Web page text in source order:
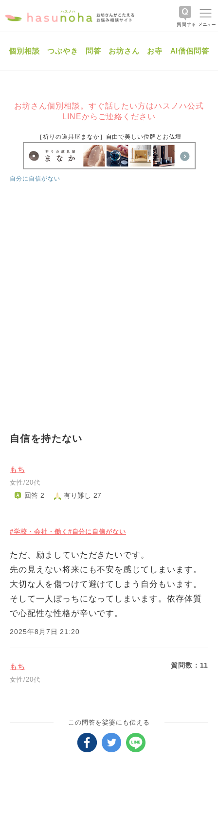
個別相談 つぶやき 問答 お坊さん お寺 AI僧侶問答
お坊さん個別相談。すぐ話したい方はハスノハ公式
LINEからご連絡ください
［祈りの道具屋まなか］自由で美しい位牌とお仏壇
自分に自信がない
自信を持たない
もち
女性/20代
回答 2 有り難し 27
#学校・会社・働く #自分に自信がない
ただ、励ましていただきたいです。
先の見えない将来にも不安を感じてしまいます。
大切な人を傷つけて避けてしまう自分もいます。
そして一人ぼっちになってしまいます。依存体質
で心配性な性格が辛いです。
2025年8月7日 21:20
もち
女性/20代
質問数： 11
この問答を娑婆にも伝える